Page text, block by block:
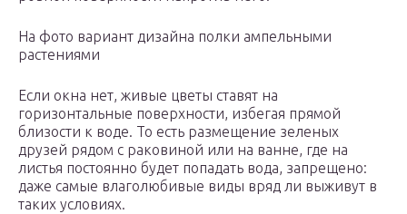
На фото вариант дизайна полки ампельными
растениями
Если окна нет, живые цветы ставят на
горизонтальные поверхности, избегая прямой
близости к воде. То есть размещение зеленых
друзей рядом с раковиной или на ванне, где на
листья постоянно будет попадать вода, запрещено:
даже самые влаголюбивые виды вряд ли выживут в
таких условиях.